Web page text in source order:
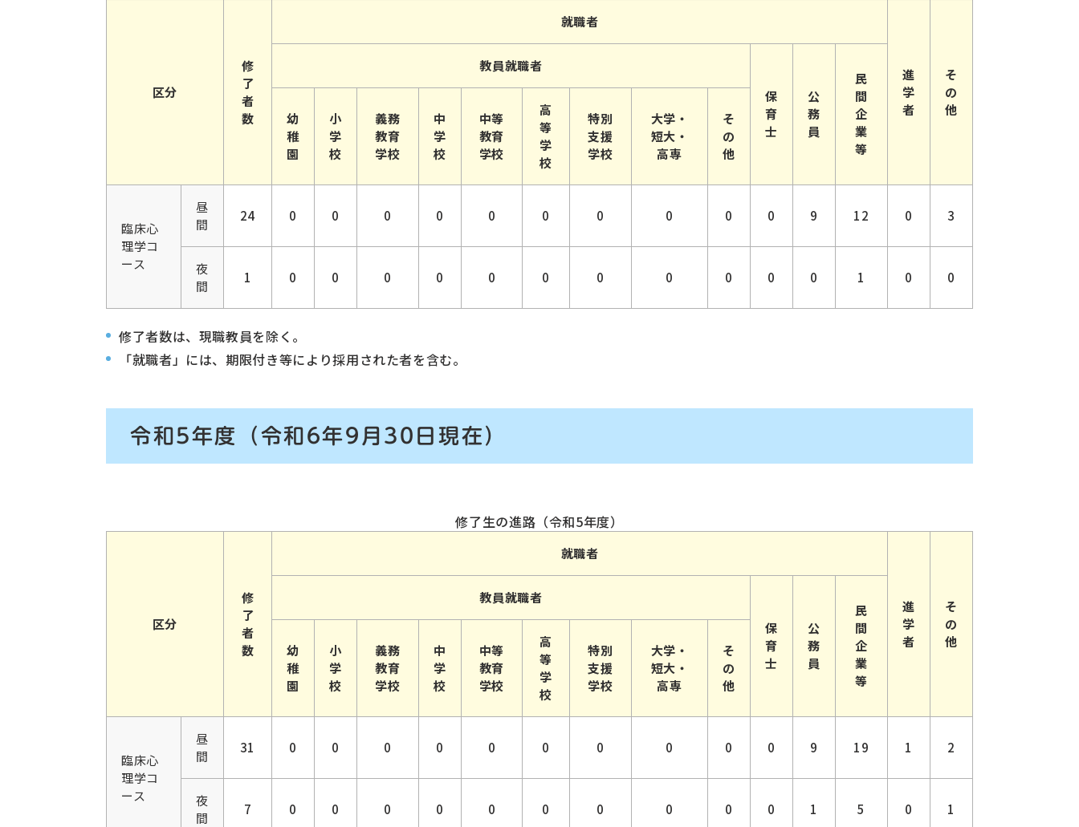
区分
修
了
者
数
就職者
進
学
者
そ
の
他
教員就職者
保
育
士
公
務
員
民
間
企
業
等
幼
稚
園
小
学
校
義務
教育
学校
中
学
校
中等
教育
学校
高
等
学
校
特別
支援
学校
大学・
短大・
高専
そ
の
他
臨床心
理学コ
ース
昼
間
24 0 0 0 0 0 0 0 0 0 0 9 12 0 3
夜
間
1 0 0 0 0 0 0 0 0 0 0 0 1 0 0
修了者数は、現職教員を除く。
「就職者」には、期限付き等により採用された者を含む。
令和5年度（令和6年9月30日現在）
修了生の進路（令和5年度）
区分
修
了
者
数
就職者
進
学
者
そ
の
他
教員就職者
保
育
士
公
務
員
民
間
企
業
等
幼
稚
園
小
学
校
義務
教育
学校
中
学
校
中等
教育
学校
高
等
学
校
特別
支援
学校
大学・
短大・
高専
そ
の
他
臨床心
理学コ
ース
昼
間
31 0 0 0 0 0 0 0 0 0 0 9 19 1 2
夜
間
7 0 0 0 0 0 0 0 0 0 0 1 5 0 1